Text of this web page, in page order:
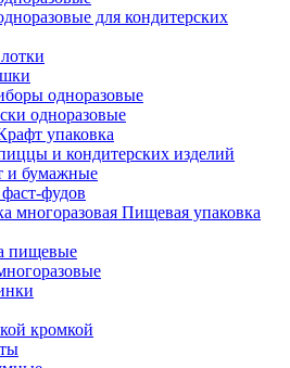
для кондитерских
одноразовые
одноразовые
упаковка
и кондитерских изделий
и бумажные
фудов
Пищевая упаковка
пищевые
кромкой